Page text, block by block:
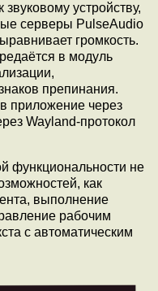
устройству,
серверы PulseAudio
громкость.
в модуль
препинания.
приложение через
Wayland-протокол
функциональности не
как
выполнение
рабочим
с автоматическим